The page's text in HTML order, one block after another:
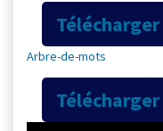
Télécharger
Arbre-de-mots
Télécharger